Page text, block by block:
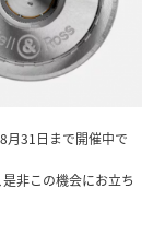
8月31日まで開催中で
非この機会にお立ち